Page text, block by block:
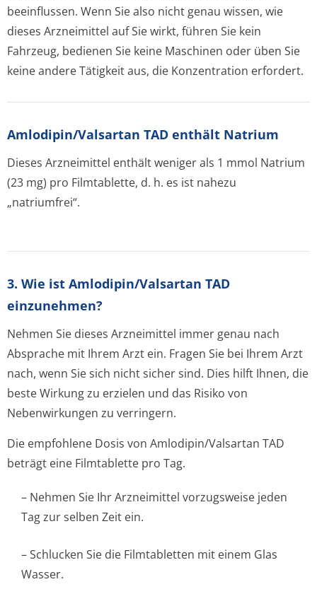
beeinflussen. Wenn Sie also nicht genau wissen, wie
dieses Arzneimittel auf Sie wirkt, führen Sie kein
Fahrzeug, bedienen Sie keine Maschinen oder üben Sie
keine andere Tätigkeit aus, die Konzentration erfordert.
Amlodipin/Val­sartan TAD enthält Natrium
Dieses Arzneimittel enthält weniger als 1 mmol Natrium
(23 mg) pro Filmtablette, d. h. es ist nahezu
„natriumfrei“.
3. Wie ist Amlodipin/Valsartan TAD
einzunehmen?
Nehmen Sie dieses Arzneimittel immer genau nach
Absprache mit Ihrem Arzt ein. Fragen Sie bei Ihrem Arzt
nach, wenn Sie sich nicht sicher sind. Dies hilft Ihnen, die
beste Wirkung zu erzielen und das Risiko von
Nebenwirkungen zu verringern.
Die empfohlene Dosis von Amlodipin/Valsartan TAD
beträgt eine Filmtablette pro Tag.
– Nehmen Sie Ihr Arzneimittel vorzugsweise jeden
Tag zur selben Zeit ein.
– Schlucken Sie die Filmtabletten mit einem Glas
Wasser.